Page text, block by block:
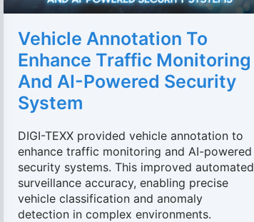
Vehicle Annotation To
Enhance Traffic Monitoring
And AI-Powered Security
System
DIGI-TEXX provided vehicle annotation to
enhance traffic monitoring and AI-powered
security systems. This improved automated
surveillance accuracy, enabling precise
vehicle classification and anomaly
detection in complex environments.